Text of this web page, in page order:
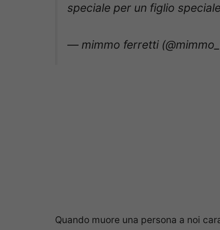
speciale per un figlio
— mimmo ferretti
Quando muore una persona a noi